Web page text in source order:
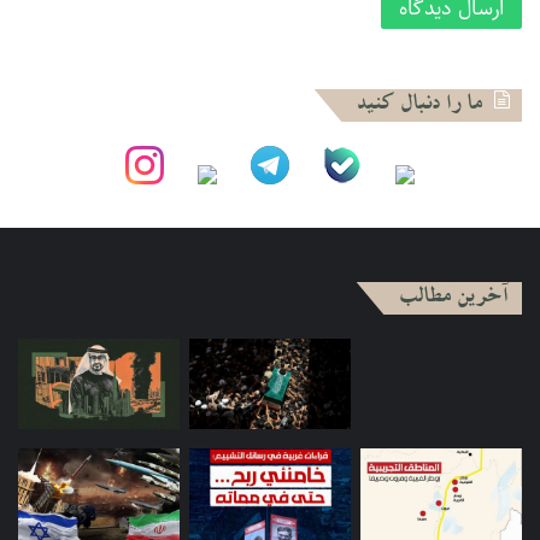
وقتی ممکن است که اخلاقی باشد. درنتیجه حکومت دینی از نظر
ما را دنبال کنید
آخرین مطالب